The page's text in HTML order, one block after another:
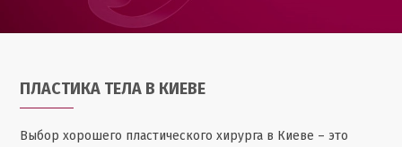
ПЛАСТИКА ТЕЛА В КИЕВЕ
Выбор хорошего пластического хирурга в Киеве – это